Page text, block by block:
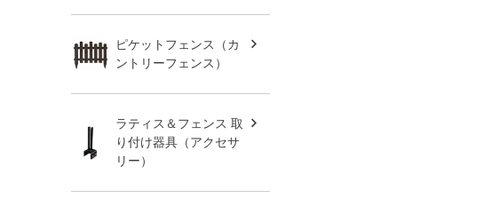
ピケットフェンス（カ
ントリーフェンス）
ラティス＆フェンス 取
り付け器具（アクセサ
リー）